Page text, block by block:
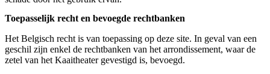
Toepasselijk recht en bevoegde rechtbanken
Het Belgisch recht is van toepassing op deze site. In geval van een
geschil zijn enkel de rechtbanken van het arrondissement, waar de
zetel van het Kaaitheater gevestigd is, bevoegd.